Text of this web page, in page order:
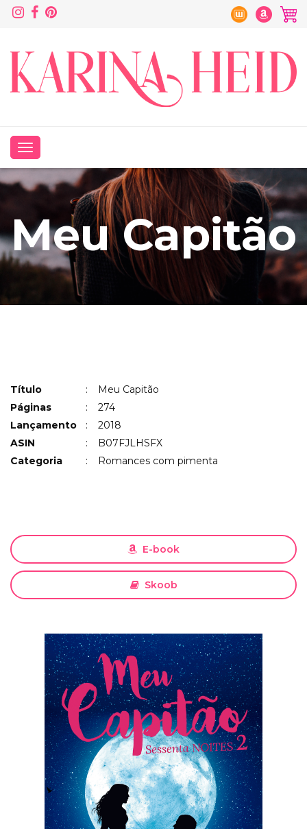
Meu Capitão
Título :
Meu Capitão
Páginas
:
274
Lançamento
:
2018
ASIN
:
B07FJLHSFX
Categoria
: Romances com pimenta
E-book
Skoob